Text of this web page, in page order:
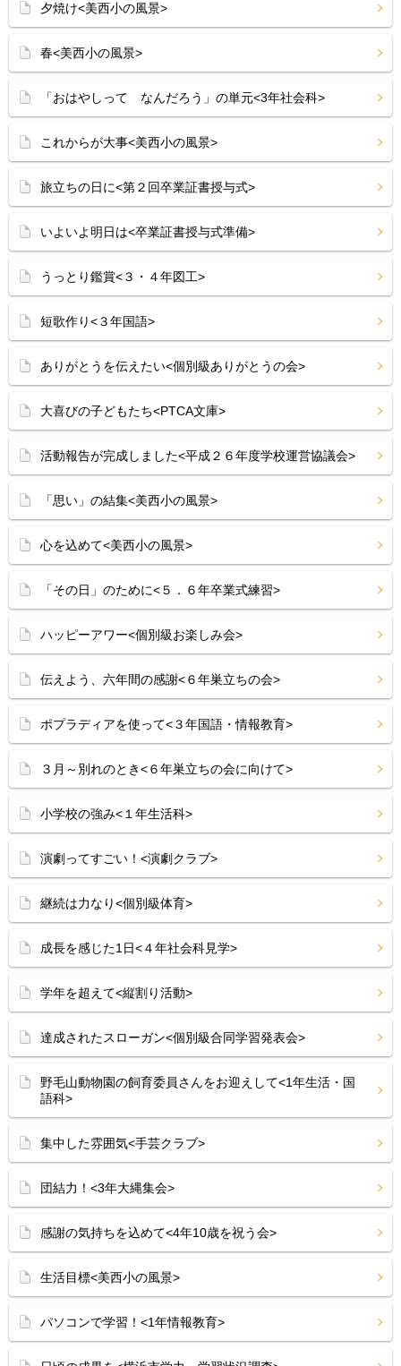
夕焼け<美西小の風景>
春<美西小の風景>
「おはやしって なんだろう」の単元<3年社会科>
これからが大事<美西小の風景>
旅立ちの日に<第２回卒業証書授与式>
いよいよ明日は<卒業証書授与式準備>
うっとり鑑賞<３・４年図工>
短歌作り<３年国語>
ありがとうを伝えたい<個別級ありがとうの会>
大喜びの子どもたち<PTCA文庫>
活動報告が完成しました<平成２６年度学校運営協議会>
「思い」の結集<美西小の風景>
心を込めて<美西小の風景>
「その日」のために<５．６年卒業式練習>
ハッピーアワー<個別級お楽しみ会>
伝えよう、六年間の感謝<６年巣立ちの会>
ポプラディアを使って<３年国語・情報教育>
３月～別れのとき<６年巣立ちの会に向けて>
小学校の強み<１年生活科>
演劇ってすごい！<演劇クラブ>
継続は力なり<個別級体育>
成長を感じた1日<４年社会科見学>
学年を超えて<縦割り活動>
達成されたスローガン<個別級合同学習発表会>
野毛山動物園の飼育委員さんをお迎えして<1年生活・国
語科>
集中した雰囲気<手芸クラブ>
団結力！<3年大縄集会>
感謝の気持ちを込めて<4年10歳を祝う会>
生活目標<美西小の風景>
パソコンで学習！<1年情報教育>